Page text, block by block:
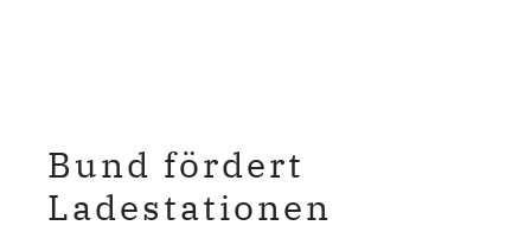
Bund fördert
Ladestationen